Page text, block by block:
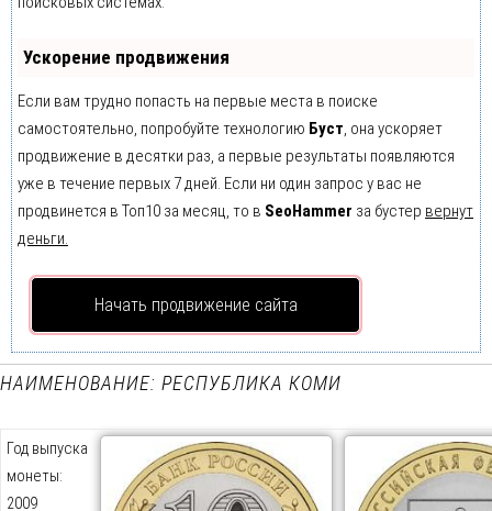
Ускорение продвижения
Если вам трудно попасть на первые места в поиске
самостоятельно, попробуйте технологию Буст, она ускоряет
продвижение в десятки раз, а первые результаты появляются
уже в течение первых 7 дней. Если ни один запрос у вас не
продвинется в Топ10 за месяц, то в SeoHammer за бустер вернут
деньги.
Начать продвижение сайта
НАИМЕНОВАНИЕ: РЕСПУБЛИКА КОМИ
Год выпуска
монеты:
2009